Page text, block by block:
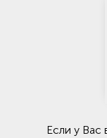
Если у Вас